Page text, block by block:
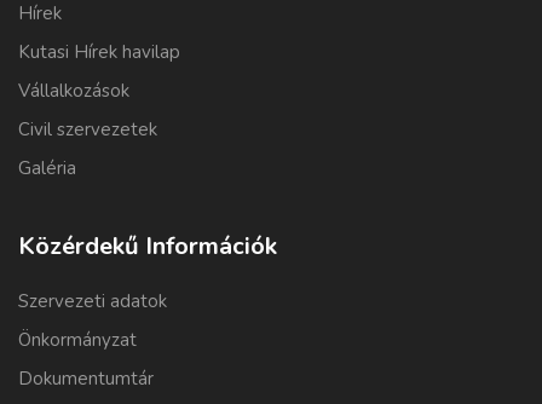
Hírek
Kutasi Hírek havilap
Vállalkozások
Civil szervezetek
Galéria
Közérdekű Információk
Szervezeti adatok
Önkormányzat
Dokumentumtár